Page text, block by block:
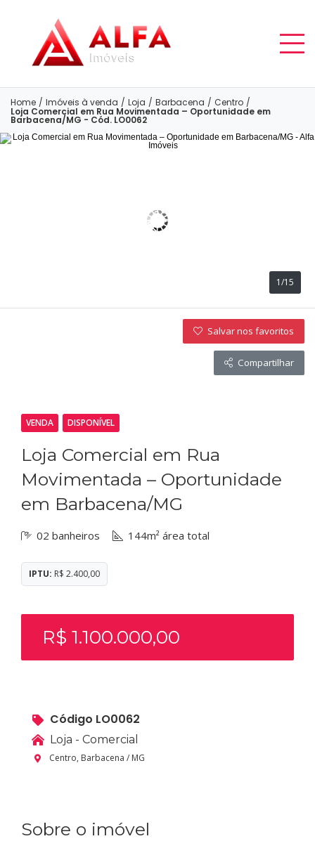
Home / Imóveis à venda / Loja / Barbacena / Centro /
Loja Comercial em Rua Movimentada – Oportunidade em
Barbacena/MG - Cód. LO0062
1/15
Salvar nos favoritos
Compartilhar
VENDA DISPONÍVEL
Loja Comercial em Rua
Movimentada – Oportunidade
em Barbacena/MG
02 banheiros 144m² área total
IPTU: R$ 2.400,00
R$ 1.100.000,00
Código LO0062
Loja - Comercial
Centro, Barbacena / MG
Sobre o imóvel